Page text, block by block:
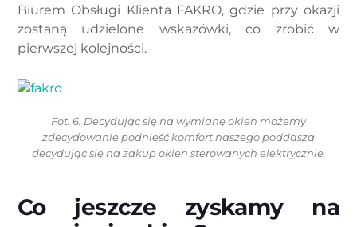
Biurem Obsługi Klienta FAKRO, gdzie przy okazji
zostaną udzielone wskazówki, co zrobić w
pierwszej kolejności.
Fot. 6. Decydując się na wymianę okien możemy
zdecydowanie podnieść komfort naszego poddasza
decydując się na zakup okien sterowanych elektrycznie.
Co jeszcze zyskamy na